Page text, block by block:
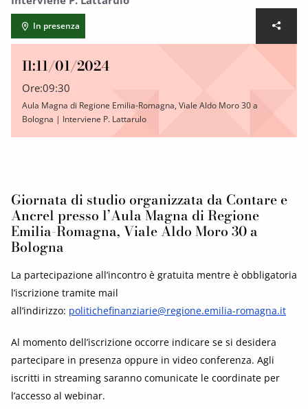
In presenza
Il:11/01/2024
Ore:09:30
Aula Magna di Regione Emilia-Romagna, Viale Aldo Moro 30 a
Bologna | Interviene P. Lattarulo
Giornata di studio organizzata da Contare e
Ancrel presso l’Aula Magna di Regione
Emilia-Romagna, Viale Aldo Moro 30 a
Bologna
La partecipazione all’incontro è gratuita mentre è obbligatoria
l’iscrizione tramite mail
all’indirizzo: politichefinanziarie@regione.emilia-romagna.it
Al momento dell’iscrizione occorre indicare se si desidera
partecipare in presenza oppure in video conferenza. Agli
iscritti in streaming saranno comunicate le coordinate per
l’accesso al webinar.